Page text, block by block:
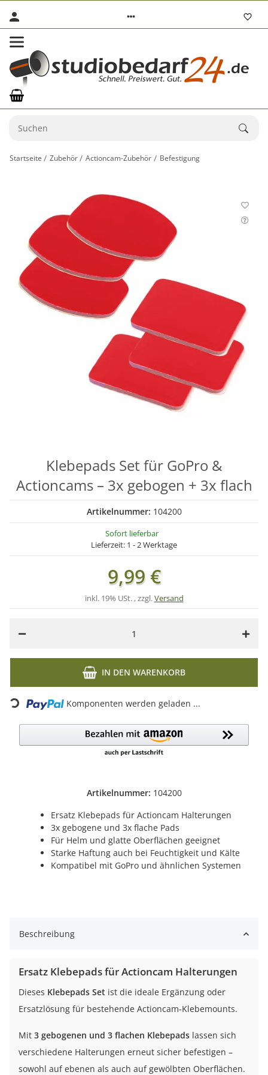
Startseite Zubehör Actioncam-Zubehör Befestigung
Artikelnummer: 104200
Ersatz Klebepads für Actioncam Halterungen
3x gebogene und 3x flache Pads
Für Helm und glatte Oberflächen geeignet
Starke Haftung auch bei Feuchtigkeit und Kälte
Kompatibel mit GoPro und ähnlichen Systemen
Klebepads Set für GoPro &
Actioncams – 3x gebogen + 3x flach
Artikelnummer: 104200
Sofort lieferbar
Lieferzeit: 1 - 2 Werktage
9,99 €
inkl. 19% USt. , zzgl.Versand
IN DEN WARENKORB
Loading... Komponenten werden geladen ...
Beschreibung
Ersatz Klebepads für Actioncam Halterungen
Dieses Klebepads Set ist die ideale Ergänzung oder
Ersatzlösung für bestehende Actioncam-Klebemounts.
Mit 3 gebogenen und 3 flachen Klebepads lassen sich
verschiedene Halterungen erneut sicher befestigen –
sowohl auf ebenen als auch auf gewölbten Oberflächen.